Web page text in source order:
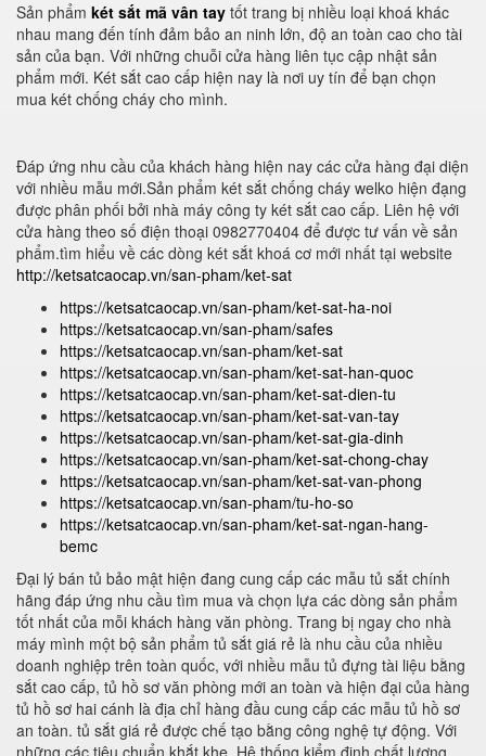
Sản phẩm két sắt mã vân tay tốt trang bị nhiều loại khoá khác
nhau mang đến tính đảm bảo an ninh lớn, độ an toàn cao cho tài
sản của bạn. Với những chuỗi cửa hàng liên tục cập nhật sản
phẩm mới. Két sắt cao cấp hiện nay là nơi uy tín để bạn chọn
mua két chống cháy cho mình.
Đáp ứng nhu cầu của khách hàng hiện nay các cửa hàng đại diện
với nhiều mẫu mới.Sản phẩm két sắt chống cháy welko hiện đạng
được phân phối bởi nhà máy công ty két sắt cao cấp. Liên hệ với
cửa hàng theo số điện thoại 0982770404 để được tư vấn về sản
phẩm.tìm hiểu về các dòng két sắt khoá cơ mới nhất tại website
http://ketsatcaocap.vn/san-pham/ket-sat
https://ketsatcaocap.vn/san-pham/ket-sat-ha-noi
https://ketsatcaocap.vn/san-pham/safes
https://ketsatcaocap.vn/san-pham/ket-sat
https://ketsatcaocap.vn/san-pham/ket-sat-han-quoc
https://ketsatcaocap.vn/san-pham/ket-sat-dien-tu
https://ketsatcaocap.vn/san-pham/ket-sat-van-tay
https://ketsatcaocap.vn/san-pham/ket-sat-gia-dinh
https://ketsatcaocap.vn/san-pham/ket-sat-chong-chay
https://ketsatcaocap.vn/san-pham/ket-sat-van-phong
https://ketsatcaocap.vn/san-pham/tu-ho-so
https://ketsatcaocap.vn/san-pham/ket-sat-ngan-hang-
bemc
Đại lý bán tủ bảo mật hiện đang cung cấp các mẫu tủ sắt chính
hãng đáp ứng nhu cầu tìm mua và chọn lựa các dòng sản phẩm
tốt nhất của mỗi khách hàng văn phòng. Trang bị ngay cho nhà
máy mình một bộ sản phẩm tủ sắt giá rẻ là nhu cầu của nhiều
doanh nghiệp trên toàn quốc, với nhiều mẫu tủ đựng tài liệu bằng
sắt cao cấp, tủ hồ sơ văn phòng mới an toàn và hiện đại của hàng
tủ hồ sơ hai cánh là địa chỉ hàng đầu cung cấp các mẫu tủ hồ sơ
an toàn. tủ sắt giá rẻ được chế tạo bằng công nghệ tự động. Với